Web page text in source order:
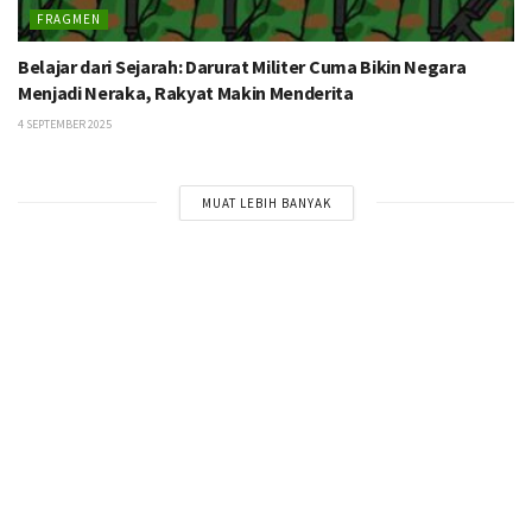
FRAGMEN
Belajar dari Sejarah: Darurat Militer Cuma Bikin Negara
Menjadi Neraka, Rakyat Makin Menderita
4 SEPTEMBER 2025
MUAT LEBIH BANYAK